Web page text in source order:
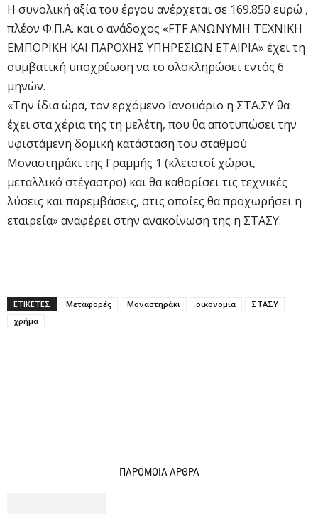
Η συνολική αξία του έργου ανέρχεται σε 169.850 ευρώ ,
πλέον Φ.Π.Α. και ο ανάδοχος «FTF ΑΝΩΝΥMΗ ΤΕΧΝΙΚΗ
ΕΜΠΟΡΙΚΗ ΚΑΙ ΠΑΡΟΧΗΣ ΥΠΗΡΕΣΙΩΝ ΕΤΑΙΡΙΑ» έχει τη
συμβατική υποχρέωση να το ολοκληρώσει εντός 6
μηνών.
«Την ίδια ώρα, τον ερχόμενο Ιανουάριο η ΣΤΑ.ΣΥ θα
έχει στα χέρια της τη μελέτη, που θα αποτυπώσει την
υφιστάμενη δομική κατάσταση του σταθμού
Μοναστηράκι της Γραμμής 1 (κλειστοί χώροι,
μεταλλικό στέγαστρο) και θα καθορίσει τις τεχνικές
λύσεις και παρεμβάσεις, στις οποίες θα προχωρήσει η
εταιρεία» αναφέρει στην ανακοίνωση της η ΣΤΑΣΥ.
ΕΤΙΚΕΤΕΣ Μεταφορές Μοναστηράκι οικονομία
ΣΤΑΣΥ
χρήμα
ΠΑΡΟΜΟΙΑ ΑΡΘΡΑ